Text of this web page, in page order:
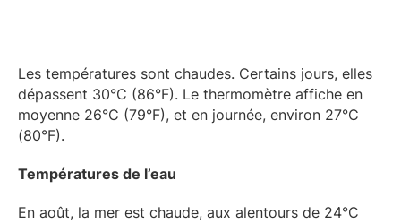
Les températures sont chaudes. Certains jours, elles
dépassent 30°C (86°F). Le thermomètre affiche en
moyenne 26°C (79°F), et en journée, environ 27°C
(80°F).
Températures de l’eau
En août, la mer est chaude, aux alentours de 24°C